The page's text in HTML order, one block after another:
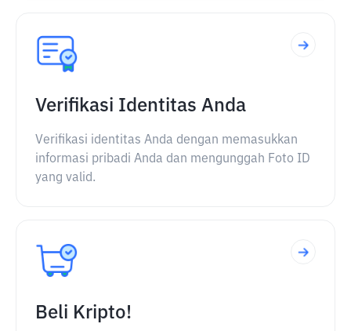
Verifikasi Identitas Anda
Verifikasi identitas Anda dengan memasukkan
informasi pribadi Anda dan mengunggah Foto ID
yang valid.
Beli Kripto!